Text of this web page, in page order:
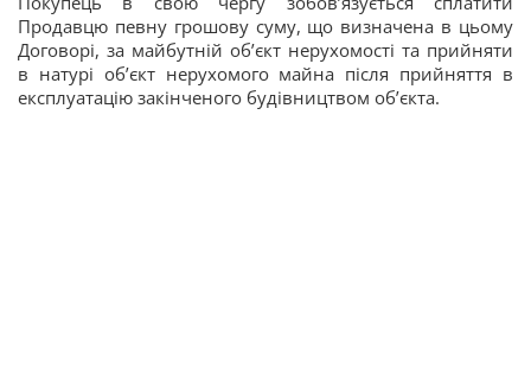
Продавцю певну грошову суму, що визначена в цьому
Договорі, за майбутній об’єкт нерухомості та прийняти
в натурі об’єкт нерухомого майна після прийняття в
експлуатацію закінченого будівництвом об’єкта.